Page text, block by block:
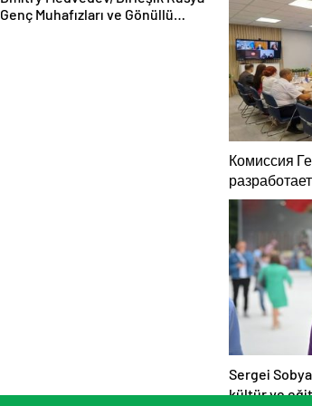
Genç Muhafızları ve Gönüllü
СВОих»
Комиссия
для людей с
опыта
Sergei
kültür ve